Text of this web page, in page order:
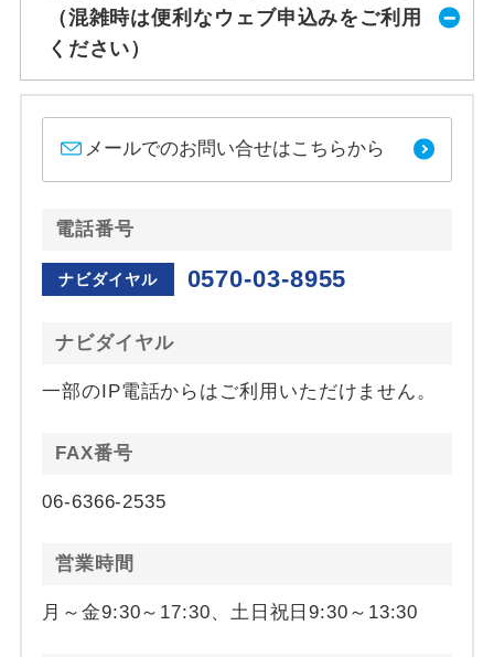
（混雑時は便利なウェブ申込みをご利用
ください）
メールでのお問い合せはこちらから
電話番号
ナビダイヤル 0570-03-8955
ナビダイヤル
一部のIP電話からはご利用いただけません。
FAX番号
06-6366-2535
営業時間
月～金9:30～17:30、土日祝日9:30～13:30